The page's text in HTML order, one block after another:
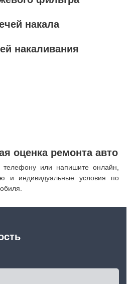
накала
накаливания
оценка ремонта авто
или напишите онлайн,
и индивидуальные условия по